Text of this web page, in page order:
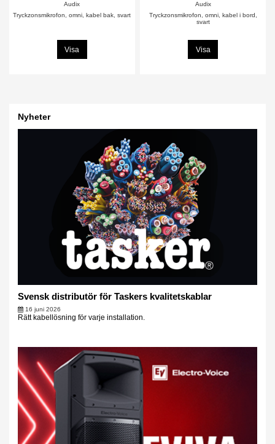
Audix
Tryckzonsmikrofon, omni, kabel bak, svart
Visa
Audix
Tryckzonsmikrofon, omni, kabel i bord,
svart
Visa
Nyheter
Svensk distributör för Taskers kvalitetskablar
16 juni 2026
Rätt kabellösning för varje installation.